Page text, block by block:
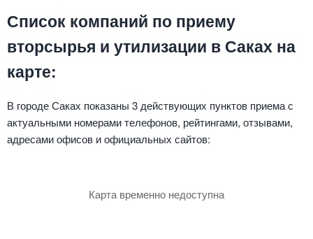
Список компаний по приему
вторсырья и утилизации в Саках на
карте:
В городе Саках показаны 3 действующих пунктов приема с
актуальными номерами телефонов, рейтингами, отзывами,
адресами офисов и официальных сайтов:
Карта временно недоступна